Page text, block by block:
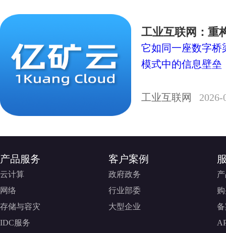
工业互联网：重
它如同一座数字桥
模式中的信息壁垒
工业互联网 2026-
产品服务
云计算
网络
存储与容灾
IDC服务
客户案例
政府政务
行业部委
大型企业